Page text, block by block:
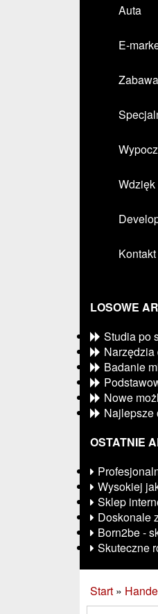
Auta
E-
Zabawa
Wdzięk
Kontakt
LOSOWE
Studia po
Badanie
Nowe
Najlepsze
OSTATNIE
Wysokiej
Sklep
Doskonale
Born2be -
Skuteczne
Start »